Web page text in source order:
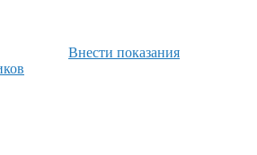
Внести показания